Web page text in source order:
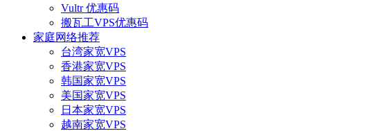
Vultr 优惠码
搬瓦工VPS优惠码
家庭网络推荐
台湾家宽VPS
香港家宽VPS
韩国家宽VPS
美国家宽VPS
日本家宽VPS
越南家宽VPS